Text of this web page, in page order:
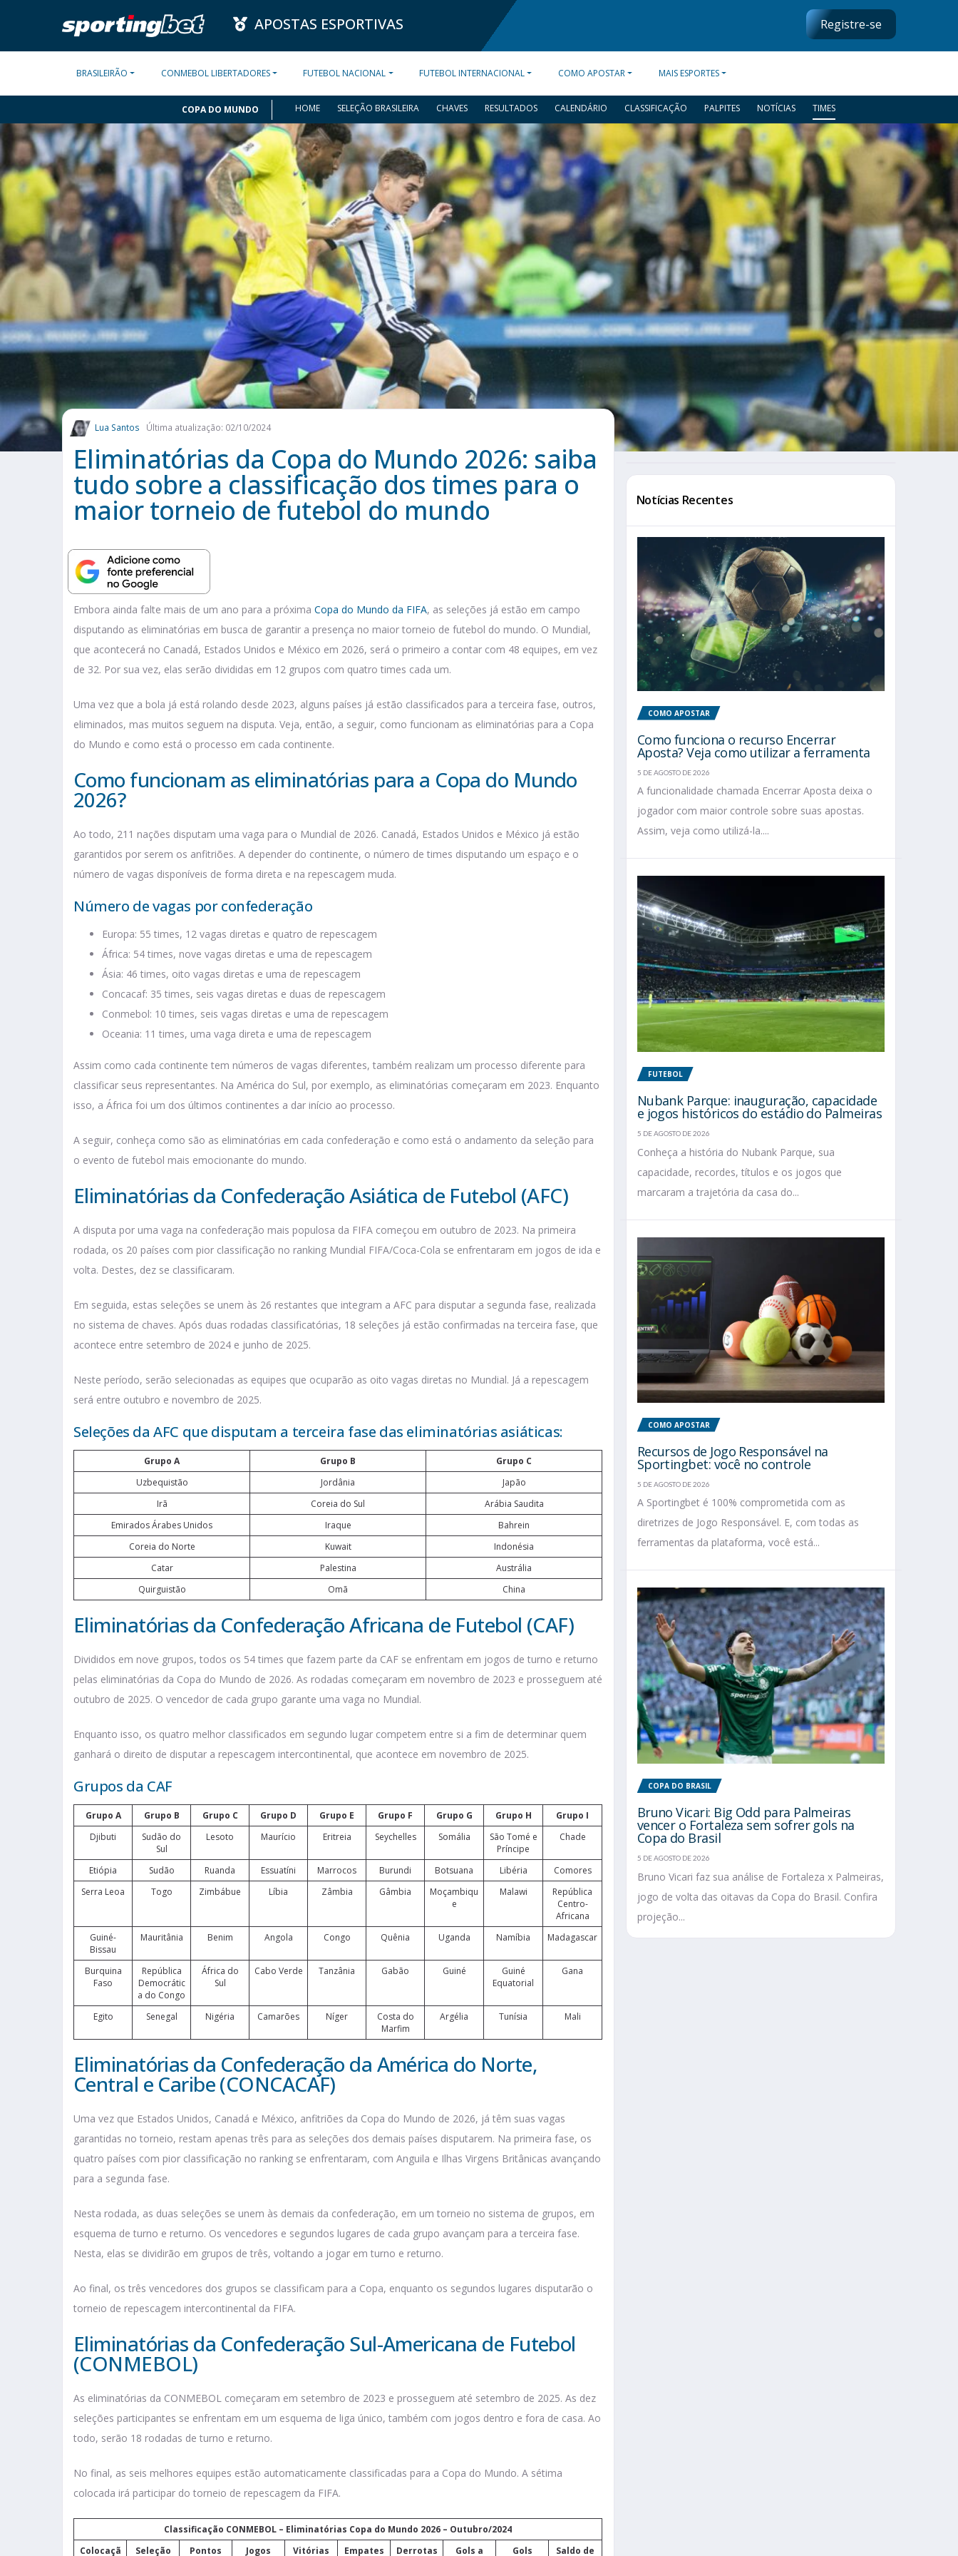
APOSTAS ESPORTIVAS Registre-se
BRASILEIRÃO CONMEBOL LIBERTADORES FUTEBOL NACIONAL FUTEBOL INTERNACIONAL COMO APOSTAR MAIS ESPORTES
COPA DO MUNDO HOME SELEÇÃO BRASILEIRA CHAVES RESULTADOS CALENDÁRIO CLASSIFICAÇÃO PALPITES NOTÍCIAS TIMES
Lua Santos Última atualização: 02/10/2024
Eliminatórias da Copa do Mundo 2026: saiba
tudo sobre a classificação dos times para o
maior torneio de futebol do mundo
Embora ainda falte mais de um ano para a próxima Copa do Mundo da FIFA, as seleções já estão em campo
disputando as eliminatórias em busca de garantir a presença no maior torneio de futebol do mundo. O Mundial,
que acontecerá no Canadá, Estados Unidos e México em 2026, será o primeiro a contar com 48 equipes, em vez
de 32. Por sua vez, elas serão divididas em 12 grupos com quatro times cada um.
Uma vez que a bola já está rolando desde 2023, alguns países já estão classificados para a terceira fase, outros,
eliminados, mas muitos seguem na disputa. Veja, então, a seguir, como funcionam as eliminatórias para a Copa
do Mundo e como está o processo em cada continente.
Como funcionam as eliminatórias para a Copa do Mundo
2026?
Ao todo, 211 nações disputam uma vaga para o Mundial de 2026. Canadá, Estados Unidos e México já estão
garantidos por serem os anfitriões. A depender do continente, o número de times disputando um espaço e o
número de vagas disponíveis de forma direta e na repescagem muda.
Número de vagas por confederação
Europa: 55 times, 12 vagas diretas e quatro de repescagem
África: 54 times, nove vagas diretas e uma de repescagem
Ásia: 46 times, oito vagas diretas e uma de repescagem
Concacaf: 35 times, seis vagas diretas e duas de repescagem
Conmebol: 10 times, seis vagas diretas e uma de repescagem
Oceania: 11 times, uma vaga direta e uma de repescagem
Assim como cada continente tem números de vagas diferentes, também realizam um processo diferente para
classificar seus representantes. Na América do Sul, por exemplo, as eliminatórias começaram em 2023. Enquanto
isso, a África foi um dos últimos continentes a dar início ao processo.
A seguir, conheça como são as eliminatórias em cada confederação e como está o andamento da seleção para
o evento de futebol mais emocionante do mundo.
Eliminatórias da Confederação Asiática de Futebol (AFC)
A disputa por uma vaga na confederação mais populosa da FIFA começou em outubro de 2023. Na primeira
rodada, os 20 países com pior classificação no ranking Mundial FIFA/Coca-Cola se enfrentaram em jogos de ida e
volta. Destes, dez se classificaram.
Em seguida, estas seleções se unem às 26 restantes que integram a AFC para disputar a segunda fase, realizada
no sistema de chaves. Após duas rodadas classificatórias, 18 seleções já estão confirmadas na terceira fase, que
acontece entre setembro de 2024 e junho de 2025.
Neste período, serão selecionadas as equipes que ocuparão as oito vagas diretas no Mundial. Já a repescagem
será entre outubro e novembro de 2025.
Seleções da AFC que disputam a terceira fase das eliminatórias asiáticas:
Grupo A Grupo B
Grupo C
Uzbequistão
Jordânia
Japão
Irã
Coreia do Sul
Arábia Saudita
Emirados Árabes Unidos
Iraque
Bahrein
Coreia do Norte
Kuwait
Indonésia
Catar
Palestina
Austrália
Quirguistão
Omã China
Eliminatórias da Confederação Africana de Futebol (CAF)
Divididos em nove grupos, todos os 54 times que fazem parte da CAF se enfrentam em jogos de turno e returno
pelas eliminatórias da Copa do Mundo de 2026. As rodadas começaram em novembro de 2023 e prosseguem até
outubro de 2025. O vencedor de cada grupo garante uma vaga no Mundial.
Enquanto isso, os quatro melhor classificados em segundo lugar competem entre si a fim de determinar quem
ganhará o direito de disputar a repescagem intercontinental, que acontece em novembro de 2025.
Grupos da CAF
Grupo A Grupo B Grupo C Grupo D Grupo E Grupo F Grupo G Grupo H
Grupo I
Djibuti
Sudão do
Sul
Lesoto Maurício Eritreia Seychelles Somália
São Tomé e
Príncipe
Chade
Etiópia Sudão Ruanda Essuatíni Marrocos Burundi Botsuana Libéria
Comores
Serra Leoa
Togo Zimbábue Líbia Zâmbia Gâmbia
Moçambiqu
e
Malawi
República
Centro-
Africana
Guiné-
Bissau
Mauritânia Benim Angola Congo Quênia Uganda Namíbia Madagascar
Burquina
Faso
República
Democrátic
a do Congo
África do
Sul
Cabo Verde Tanzânia Gabão Guiné
Guiné
Equatorial
Gana
Egito Senegal Nigéria Camarões Níger
Costa do
Marfim
Argélia Tunísia Mali
Eliminatórias da Confederação da América do Norte,
Central e Caribe (CONCACAF)
Uma vez que Estados Unidos, Canadá e México, anfitriões da Copa do Mundo de 2026, já têm suas vagas
garantidas no torneio, restam apenas três para as seleções dos demais países disputarem. Na primeira fase, os
quatro países com pior classificação no ranking se enfrentaram, com Anguila e Ilhas Virgens Britânicas avançando
para a segunda fase.
Nesta rodada, as duas seleções se unem às demais da confederação, em um torneio no sistema de grupos, em
esquema de turno e returno. Os vencedores e segundos lugares de cada grupo avançam para a terceira fase.
Nesta, elas se dividirão em grupos de três, voltando a jogar em turno e returno.
Ao final, os três vencedores dos grupos se classificam para a Copa, enquanto os segundos lugares disputarão o
torneio de repescagem intercontinental da FIFA.
Eliminatórias da Confederação Sul-Americana de Futebol
(CONMEBOL)
As eliminatórias da CONMEBOL começaram em setembro de 2023 e prosseguem até setembro de 2025. As dez
seleções participantes se enfrentam em um esquema de liga único, também com jogos dentro e fora de casa. Ao
todo, serão 18 rodadas de turno e returno.
No final, as seis melhores equipes estão automaticamente classificadas para a Copa do Mundo. A sétima
colocada irá participar do torneio de repescagem da FIFA.
Classificação CONMEBOL – Eliminatórias Copa do Mundo 2026 – Outubro/2024
Colocaçã
Seleção Pontos Jogos Vitórias Empates Derrotas Gols a Gols Saldo de
Notícias Recentes
COMO APOSTAR
Como funciona o recurso Encerrar
Aposta? Veja como utilizar a ferramenta
5 DE AGOSTO DE 2026
A funcionalidade chamada Encerrar Aposta deixa o
jogador com maior controle sobre suas apostas.
Assim, veja como utilizá-la....
FUTEBOL
Nubank Parque: inauguração, capacidade
e jogos históricos do estádio do Palmeiras
5 DE AGOSTO DE 2026
Conheça a história do Nubank Parque, sua
capacidade, recordes, títulos e os jogos que
marcaram a trajetória da casa do...
COMO APOSTAR
Recursos de Jogo Responsável na
Sportingbet: você no controle
5 DE AGOSTO DE 2026
A Sportingbet é 100% comprometida com as
diretrizes de Jogo Responsável. E, com todas as
ferramentas da plataforma, você está...
COPA DO BRASIL
Bruno Vicari: Big Odd para Palmeiras
vencer o Fortaleza sem sofrer gols na
Copa do Brasil
5 DE AGOSTO DE 2026
Bruno Vicari faz sua análise de Fortaleza x Palmeiras,
jogo de volta das oitavas da Copa do Brasil. Confira
projeção...